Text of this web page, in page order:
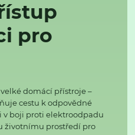
pro
domácí přístroje –
cestu k odpovědné
v boji proti elektroodpadu
životnímu prostředí pro